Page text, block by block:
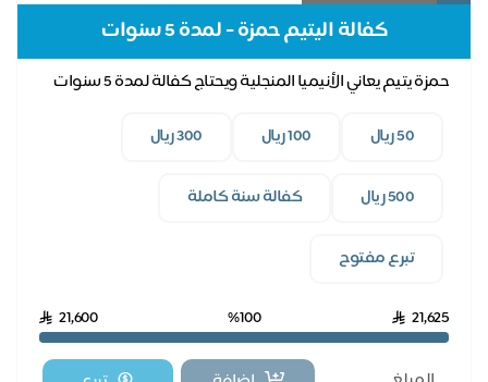
كفالة اليتيم حمزة - لمدة 5 سنوات
حمزة يتيم يعاني الأنيميا المنجلية ويحتاج كفالة لمدة 5 سنوات
كفالة سنة كاملة
تبرع مفتوح
21,625
%100
21,600